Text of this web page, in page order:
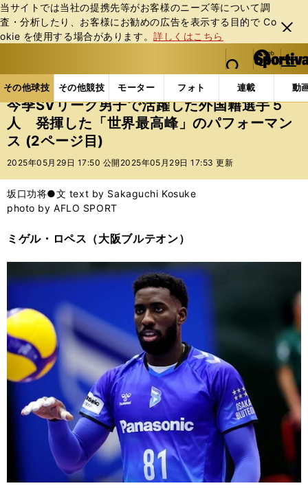
当サイトでは当社の提携先等がお客様のニーズ等について調
査・分析したり、お客様にお勧めの広告を表⽰する⽬的で Co
okie を使⽤する場合があります。詳しくはこちら
閉じ
る
web Sportiva (webスポルティーバ)
検索
マイペ
ー
ジ
メニュ
その他球技 その他競技 モーター フォト 連載 動
ス
ポ
ル
テ
ー
バ
その他球技の記事一覧 バレー 今季SVリーグ男子
今季SVリーグ男子で活躍した外国籍選手５
人 発揮した「世界最高峰」のパフォーマン
ス (2ページ目)
2025年05月29日 17:50 公開 2025年05月29日 17:53 更新
坂口功将●文 text by Sakaguchi Kosuke
photo by AFLO SPORT
ミゲル・ロペス（大阪ブルテオン）